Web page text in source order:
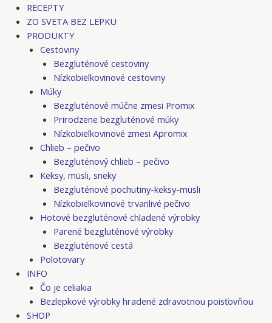
RECEPTY
ZO SVETA BEZ LEPKU
PRODUKTY
Cestoviny
Bezgluténové cestoviny
Nízkobielkovinové cestoviny
Múky
Bezgluténové múčne zmesi Promix
Prirodzene bezgluténové múky
Nízkobielkovinové zmesi Apromix
Chlieb – pečivo
Bezgluténový chlieb – pečivo
Keksy, müsli, sneky
Bezgluténové pochutiny-keksy-müsli
Nízkobielkovinové trvanlivé pečivo
Hotové bezgluténové chladené výrobky
Parené bezgluténové výrobky
Bezgluténové cestá
Polotovary
INFO
Čo je celiakia
Bezlepkové výrobky hradené zdravotnou poisťovňou
SHOP